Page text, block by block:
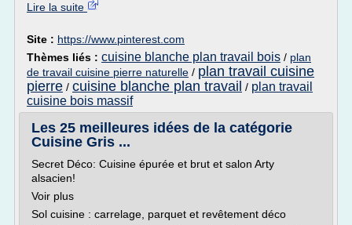
Lire la suite
Site : https://www.pinterest.com
Thèmes liés : cuisine blanche plan travail bois / plan
de travail cuisine pierre naturelle / plan travail cuisine
pierre / cuisine blanche plan travail / plan travail
cuisine bois massif
Les 25 meilleures idées de la catégorie
Cuisine Gris ...
Secret Déco: Cuisine épurée et brut et salon Arty
alsacien!
Voir plus
Sol cuisine : carrelage, parquet et revêtement déco